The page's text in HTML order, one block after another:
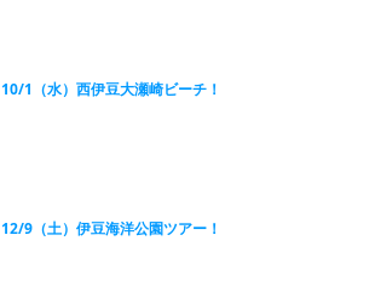
10/1（水）西伊豆大瀬崎ビーチ！
12/9（土）伊豆海洋公園ツアー！